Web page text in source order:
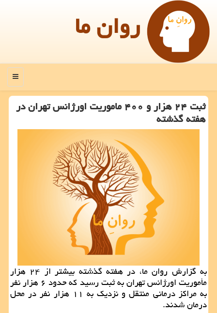
روان ما
منو
ثبت ۲۴ هزار و ۴۰۰ ماموریت اورژانس تهران در
هفته گذشته
به گزارش روان ما، در هفته گذشته بیشتر از ۲۴ هزار
مأموریت اورژانس تهران به ثبت رسید که حدود ۶ هزار نفر
به مراکز درمانی منتقل و نزدیک به ۱۱ هزار نفر در محل
درمان شدند.